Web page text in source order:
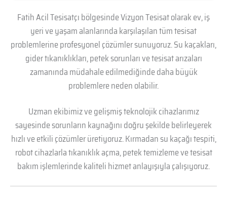
Fatih Acil Tesisatçı bölgesinde Vizyon Tesisat olarak ev, iş
yeri ve yaşam alanlarında karşılaşılan tüm tesisat
problemlerine profesyonel çözümler sunuyoruz. Su kaçakları,
gider tıkanıklıkları, petek sorunları ve tesisat arızaları
zamanında müdahale edilmediğinde daha büyük
problemlere neden olabilir.
Uzman ekibimiz ve gelişmiş teknolojik cihazlarımız
sayesinde sorunların kaynağını doğru şekilde belirleyerek
hızlı ve etkili çözümler üretiyoruz. Kırmadan su kaçağı tespiti,
robot cihazlarla tıkanıklık açma, petek temizleme ve tesisat
bakım işlemlerinde kaliteli hizmet anlayışıyla çalışıyoruz.